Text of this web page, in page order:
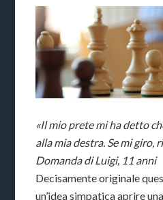
«Il mio prete mi ha detto
alla mia destra. Se mi giro,
Domanda di Luigi, 11 anni
Decisamente originale
un’idea simpatica aprire